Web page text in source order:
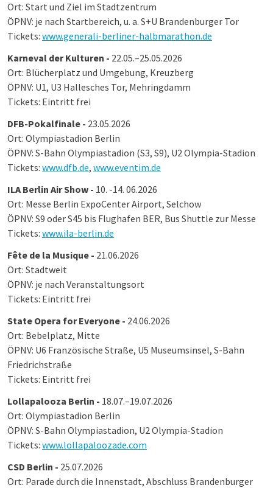
Ort: Start und Ziel im Stadtzentrum
ÖPNV: je nach Startbereich, u. a. S+U Brandenburger Tor
Tickets: www.generali-berliner-halbmarathon.de
Karneval der Kulturen - 22.05.–25.05.2026
Ort: Blücherplatz und Umgebung, Kreuzberg
ÖPNV: U1, U3 Hallesches Tor, Mehringdamm
Tickets: Eintritt frei
DFB-Pokalfinale - 23.05.2026
Ort: Olympiastadion Berlin
ÖPNV: S-Bahn Olympiastadion (S3, S9), U2 Olympia-Stadion
Tickets: www.dfb.de, www.eventim.de
ILA Berlin Air Show - 10. -14. 06.2026
Ort: Messe Berlin ExpoCenter Airport, Selchow
ÖPNV: S9 oder S45 bis Flughafen BER, Bus Shuttle zur Messe
Tickets: www.ila-berlin.de
Fête de la Musique - 21.06.2026
Ort: Stadtweit
ÖPNV: je nach Veranstaltungsort
Tickets: Eintritt frei
State Opera for Everyone - 24.06.2026
Ort: Bebelplatz, Mitte
ÖPNV: U6 Französische Straße, U5 Museumsinsel, S-Bahn
Friedrichstraße
Tickets: Eintritt frei
Lollapalooza Berlin - 18.07.–19.07.2026
Ort: Olympiastadion Berlin
ÖPNV: S-Bahn Olympiastadion, U2 Olympia-Stadion
Tickets: www.lollapaloozade.com
CSD Berlin - 25.07.2026
Ort: Parade durch die Innenstadt, Abschluss Brandenburger